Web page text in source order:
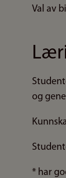
Val av
og
* har